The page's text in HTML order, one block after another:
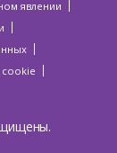
явлении
cookie